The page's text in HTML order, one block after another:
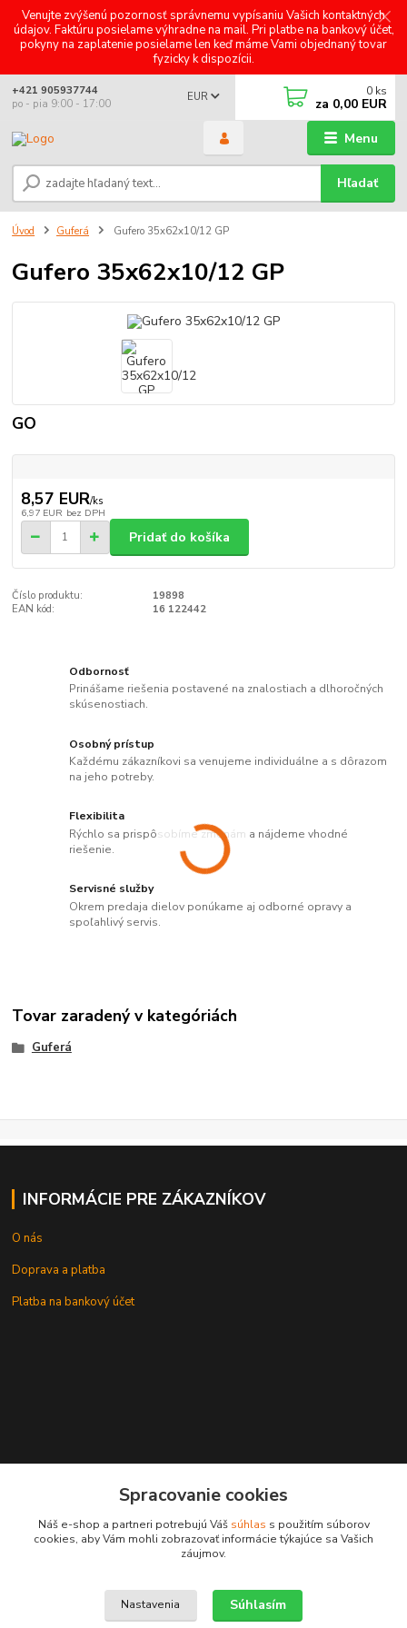
Venujte zvýšenú pozornosť správnemu vypísaniu Vašich kontaktných
údajov. Faktúru posielame výhradne na mail. Pri platbe na bankový účet,
pokyny na zaplatenie posielame len keď máme Vami objednaný tovar
fyzicky k dispozícii.
Menu
EUR
Hľadať
+421 905937744
po - pia 9:00 - 17:00
0 ks
za 0,00 EUR
Úvod Guferá Gufero 35x62x10/12 GP
Gufero 35x62x10/12 GP
GO
8,57 EUR/ks
6,97 EUR bez DPH
Pridať do košíka
Číslo produktu:
19898
EAN kód:
16 122442
Odbornosť
Prinášame riešenia postavené na znalostiach a dlhoročných
skúsenostiach.
Osobný prístup
Každému zákazníkovi sa venujeme individuálne a s dôrazom
na jeho potreby.
Flexibilita
Rýchlo sa prispôsobíme zmenám a nájdeme vhodné
riešenie.
Servisné služby
Okrem predaja dielov ponúkame aj odborné opravy a
spoľahlivý servis.
Tovar zaradený v kategóriách
Guferá
INFORMÁCIE PRE ZÁKAZNÍKOV
O nás
Doprava a platba
Platba na bankový účet
leksunsro@gmail.com
Upravit sběr cookies.
Spracovanie cookies
Náš e-shop a partneri potrebujú Váš súhlas s použitím súborov
cookies, aby Vám mohli zobrazovať informácie týkajúce sa Vašich
záujmov.
Nastavenia Súhlasím